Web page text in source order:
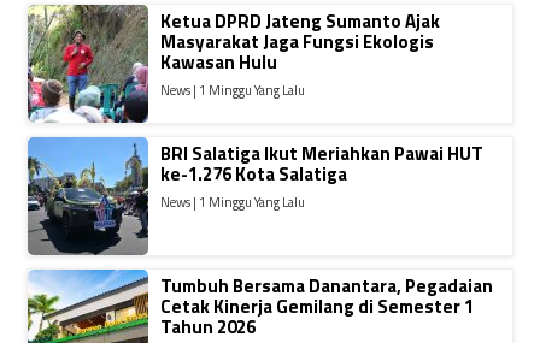
Ketua DPRD Jateng Sumanto Ajak
Masyarakat Jaga Fungsi Ekologis
Kawasan Hulu
News | 1 Minggu Yang Lalu
BRI Salatiga Ikut Meriahkan Pawai HUT
ke-1.276 Kota Salatiga
News | 1 Minggu Yang Lalu
Tumbuh Bersama Danantara, Pegadaian
Cetak Kinerja Gemilang di Semester 1
Tahun 2026